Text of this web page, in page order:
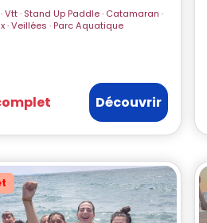
Grands Jeux · Veillées · Parc Aquatique
Découvrir